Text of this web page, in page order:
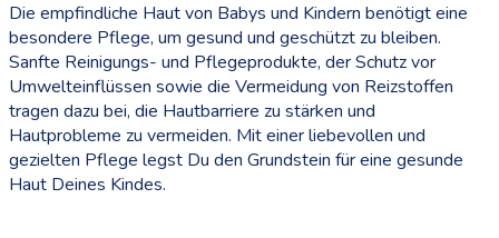
Die empfindliche Haut von Babys und Kindern benötigt eine
besondere Pflege, um gesund und geschützt zu bleiben.
Sanfte Reinigungs- und Pflegeprodukte, der Schutz vor
Umwelteinflüssen sowie die Vermeidung von Reizstoffen
tragen dazu bei, die Hautbarriere zu stärken und
Hautprobleme zu vermeiden. Mit einer liebevollen und
gezielten Pflege legst Du den Grundstein für eine gesunde
Haut Deines Kindes.